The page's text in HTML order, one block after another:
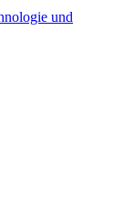
und